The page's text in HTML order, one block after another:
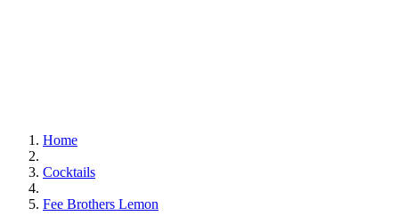
Home
Cocktails
Fee Brothers Lemon